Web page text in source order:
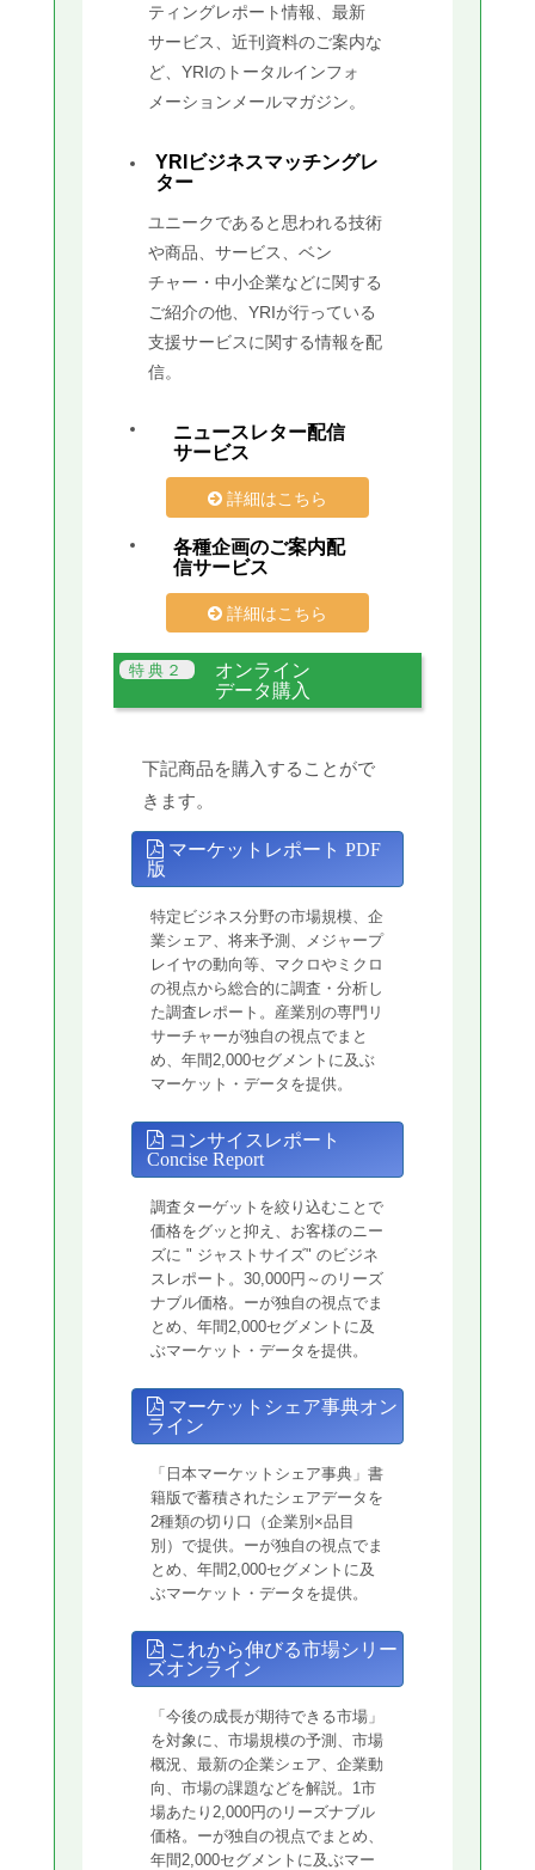
ティングレポート情報、最新
サービス、近刊資料のご案内な
ど、YRIのトータルインフォ
メーションメールマガジン。
YRIビジネスマッチングレ
ター
ユニークであると思われる技術
や商品、サービス、ベン
チャー・中小企業などに関する
ご紹介の他、YRIが行っている
支援サービスに関する情報を配
信。
ニュースレター配信
サービス
詳細はこちら
各種企画のご案内配
信サービス
詳細はこちら
オンライン
データ購入
下記商品を購入することがで
きます。
マーケットレポート PDF
版
特定ビジネス分野の市場規模、企
業シェア、将来予測、メジャープ
レイヤの動向等、マクロやミクロ
の視点から総合的に調査・分析し
た調査レポート。産業別の専門リ
サーチャーが独自の視点でまと
め、年間2,000セグメントに及ぶ
マーケット・データを提供。
コンサイスレポート
Concise Report
調査ターゲットを絞り込むことで
価格をグッと抑え、お客様のニー
ズに " ジャストサイズ" のビジネ
スレポート。30,000円～のリーズ
ナブル価格。ーが独自の視点でま
とめ、年間2,000セグメントに及
ぶマーケット・データを提供。
マーケットシェア事典オン
ライン
「日本マーケットシェア事典」書
籍版で蓄積されたシェアデータを
2種類の切り口（企業別×品目
別）で提供。ーが独自の視点でま
とめ、年間2,000セグメントに及
ぶマーケット・データを提供。
これから伸びる市場シリー
ズオンライン
「今後の成長が期待できる市場」
を対象に、市場規模の予測、市場
概況、最新の企業シェア、企業動
向、市場の課題などを解説。1市
場あたり2,000円のリーズナブル
価格。ーが独自の視点でまとめ、
年間2,000セグメントに及ぶマー